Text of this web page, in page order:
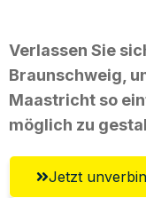
Verlassen Sie
Braunschweig,
Maastricht so
möglich zu
Jetzt